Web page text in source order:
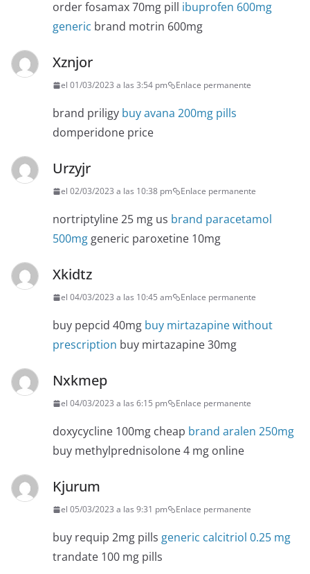
order fosamax 70mg pill ibuprofen 600mg
generic brand motrin 600mg
Xznjor
el 01/03/2023 a las 3:54 pm Enlace permanente
brand priligy buy avana 200mg pills
domperidone price
Urzyjr
el 02/03/2023 a las 10:38 pm Enlace permanente
nortriptyline 25 mg us brand paracetamol
500mg generic paroxetine 10mg
Xkidtz
el 04/03/2023 a las 10:45 am Enlace permanente
buy pepcid 40mg buy mirtazapine without
prescription buy mirtazapine 30mg
Nxkmep
el 04/03/2023 a las 6:15 pm Enlace permanente
doxycycline 100mg cheap brand aralen 250mg
buy methylprednisolone 4 mg online
Kjurum
el 05/03/2023 a las 9:31 pm Enlace permanente
buy requip 2mg pills generic calcitriol 0.25 mg
trandate 100 mg pills